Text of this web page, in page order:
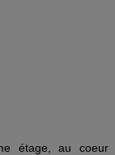
étage, au coeur